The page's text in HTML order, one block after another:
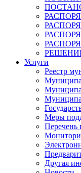
Услуги
Реестр
Меры
Перечень
Другая